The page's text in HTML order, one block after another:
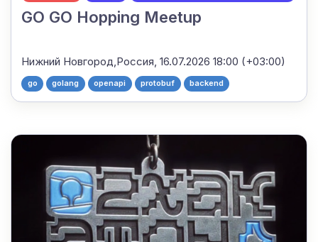
GO GO Hopping Meetup
Нижний Новгород,Россия,16.07.2026 18:00 (+03:00)
go golang openapi protobuf backend